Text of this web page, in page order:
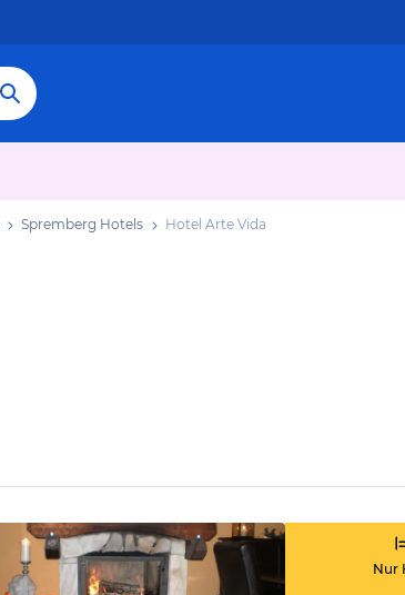
Spremberg Hotels Hotel Arte Vida
Nur